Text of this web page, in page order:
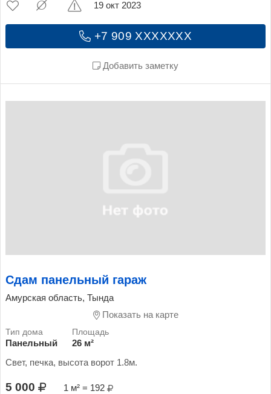
+7 909 XXXXXXX
Добавить заметку
19 окт 2023
Сдам панельный гараж
Амурская область, Тында
Показать на карте
Панельный
26 м²
Свет, печка, высота ворот 1.8м.
5 000 1 м² = 192